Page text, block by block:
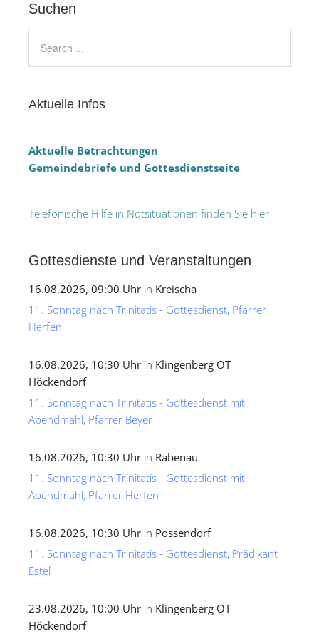
Suchen
Aktuelle Infos
Aktuelle Betrachtungen
Gemeindebriefe und Gottesdienstseite
Telefonische Hilfe in Notsituationen finden Sie hier
Gottesdienste und Veranstaltungen
16.08.2026, 09:00 Uhr in Kreischa
11. Sonntag nach Trinitatis - Gottesdienst, Pfarrer
Herfen
16.08.2026, 10:30 Uhr in Klingenberg OT
Höckendorf
11. Sonntag nach Trinitatis - Gottesdienst mit
Abendmahl, Pfarrer Beyer
16.08.2026, 10:30 Uhr in Rabenau
11. Sonntag nach Trinitatis - Gottesdienst mit
Abendmahl, Pfarrer Herfen
16.08.2026, 10:30 Uhr in Possendorf
11. Sonntag nach Trinitatis - Gottesdienst, Prädikant
Estel
23.08.2026, 10:00 Uhr in Klingenberg OT
Höckendorf